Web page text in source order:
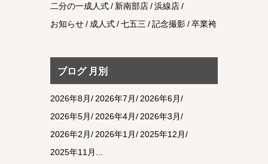
二分の一成人式
新南部店
浜線店
お知らせ
成人式 七五三 記念撮影 卒業袴
ブログ 月別
2026年8月 2026年7月
2026年6月
2026年5月
2026年4月
2026年3月
2026年2月
2026年1月
2025年12月
2025年11月